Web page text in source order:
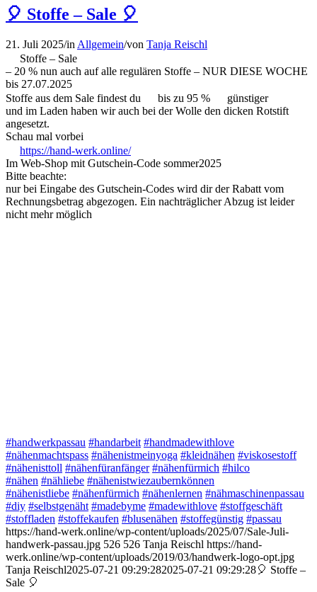
🎈 Stoffe – Sale 🎈
21. Juli 2025/in Allgemein/von Tanja Reischl
Stoffe – Sale
– 20 % nun auch auf alle regulären Stoffe – NUR DIESE WOCHE
bis 27.07.2025
Stoffe aus dem Sale findest du
bis zu 95 %
günstiger
und im Laden haben wir auch bei der Wolle den dicken Rotstift
angesetzt.
Schau mal vorbei
https://hand-werk.online/
Im Web-Shop mit Gutschein-Code sommer2025
Bitte beachte:
nur bei Eingabe des Gutschein-Codes wird dir der Rabatt vom
Rechnungsbetrag abgezogen. Ein nachträglicher Abzug ist leider
nicht mehr möglich
#handwerkpassau #handarbeit #handmadewithlove
#nähenmachtspass #nähenistmeinyoga #kleidnähen #viskosestoff
#nähenisttoll #nähenfüranfänger #nähenfürmich #hilco
#nähen #nähliebe #nähenistwiezaubernkönnen
#nähenistliebe #nähenfürmich #nähenlernen #nähmaschinenpassau
#diy #selbstgenäht #madebyme #madewithlove #stoffgeschäft
#stoffladen #stoffekaufen #blusenähen #stoffegünstig #passau
https://hand-werk.online/wp-content/uploads/2025/07/Sale-Juli-
handwerk-passau.jpg 526 526 Tanja Reischl https://hand-
werk.online/wp-content/uploads/2019/03/handwerk-logo-opt.jpg
Tanja Reischl2025-07-21 09:29:282025-07-21 09:29:28🎈 Stoffe –
Sale 🎈